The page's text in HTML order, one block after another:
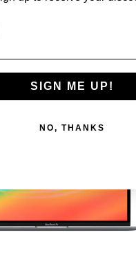
968,06 € 532,53 €
Disponible en breve
SIGN ME UP!
NO, THANKS